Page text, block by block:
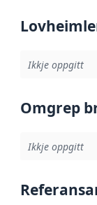
Ikkje oppgitt
Omgrep
Ikkje oppgitt